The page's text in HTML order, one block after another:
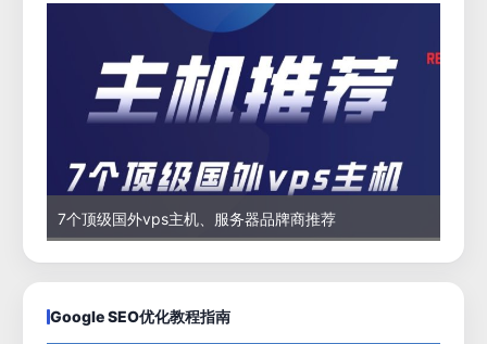
7个顶级国外vps主机、服务器品牌商推荐
Google SEO优化教程指南